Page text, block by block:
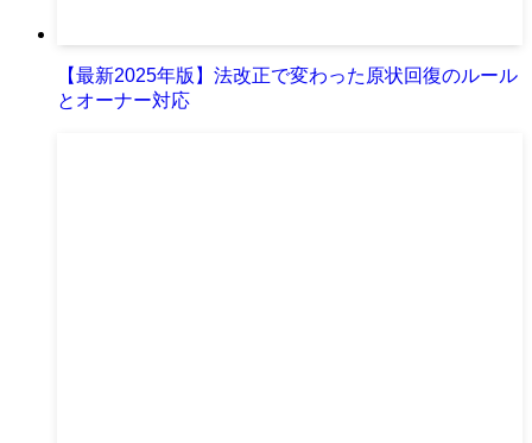
【最新2025年版】法改正で変わった原状回復のルール
とオーナー対応